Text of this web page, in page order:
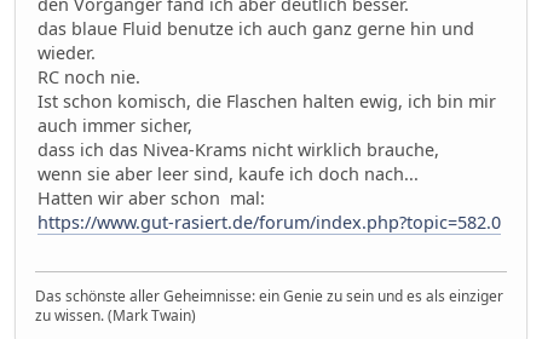
das blaue Fluid benutze ich auch ganz gerne hin und
wieder.
RC noch nie.
Ist schon komisch, die Flaschen halten ewig, ich bin mir
auch immer sicher,
dass ich das Nivea-Krams nicht wirklich brauche,
wenn sie aber leer sind, kaufe ich doch nach...
Hatten wir aber schon mal:
https://www.gut-rasiert.de/forum/index.php?topic=582.0
Das schönste aller Geheimnisse: ein Genie zu sein und es als einziger
zu wissen. (Mark Twain)